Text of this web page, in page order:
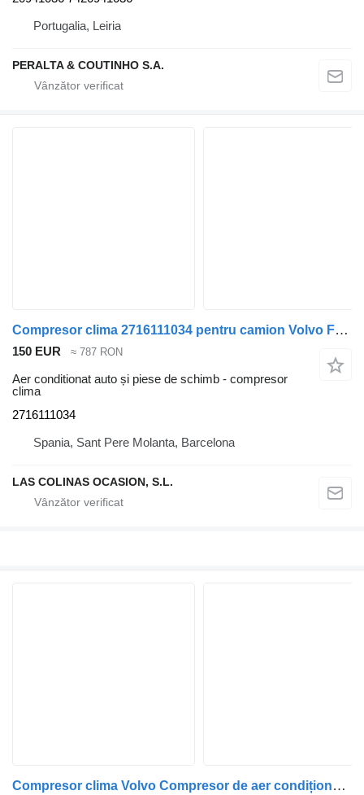
Portugalia, Leiria
PERALTA & COUTINHO S.A.
Compresor clima 2716111034 pentru camion Volvo FL 611
150 EUR ≈ 787 RON
Aer conditionat auto și piese de schimb - compresor
clima
2716111034
Spania, Sant Pere Molanta, Barcelona
LAS COLINAS OCASION, S.L.
Compresor clima Volvo Compresor de aer condiționat FL6 SD7H15 FL 11007314 pentru camion Volvo